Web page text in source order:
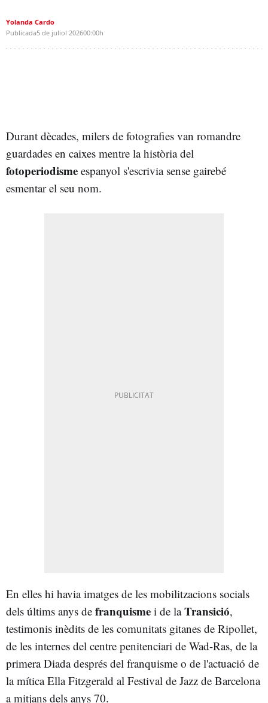
Yolanda Cardo
Publicada5 de juliol 202600:00h
Durant dècades, milers de fotografies van romandre
guardades en caixes mentre la història del
fotoperiodisme espanyol s'escrivia sense gairebé
esmentar el seu nom.
En elles hi havia imatges de les mobilitzacions socials
dels últims anys de franquisme i de laTransició,
testimonis inèdits de les comunitats gitanes de Ripollet,
de les internes del centre penitenciari de Wad-Ras, de la
primera Diada després del franquisme o de l'actuació de
la mítica Ella Fitzgerald al Festival de Jazz de Barcelona
a mitjans dels anys 70.